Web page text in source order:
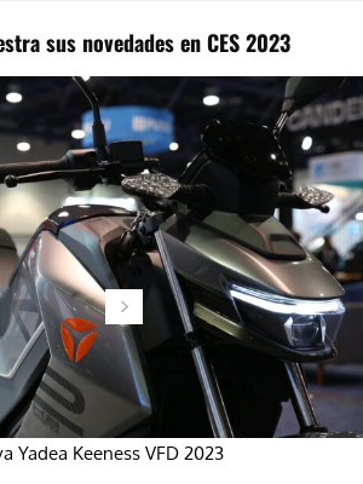
sus novedades en CES 2023
Yadea Keeness VFD 2023